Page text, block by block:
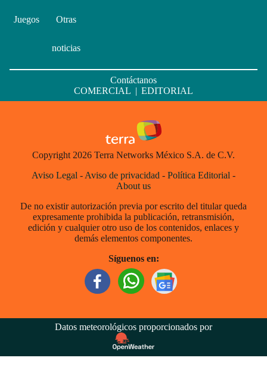
Juegos Otras
noticias
Contáctanos
COMERCIAL | EDITORIAL
Copyright 2026 Terra Networks México S.A. de C.V.
Aviso Legal - Aviso de privacidad - Política Editorial -
About us
De no existir autorización previa por escrito del titular queda
expresamente prohibida la publicación, retransmisión,
edición y cualquier otro uso de los contenidos, enlaces y
demás elementos componentes.
Síguenos en:
Datos meteorológicos proporcionados por